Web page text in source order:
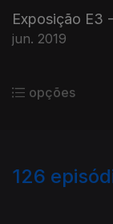
Exposição E3
jun. 2019
opções
126